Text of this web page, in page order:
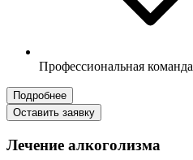
Профессиональная команда
Подробнее
Оставить заявку
Лечение алкоголизма